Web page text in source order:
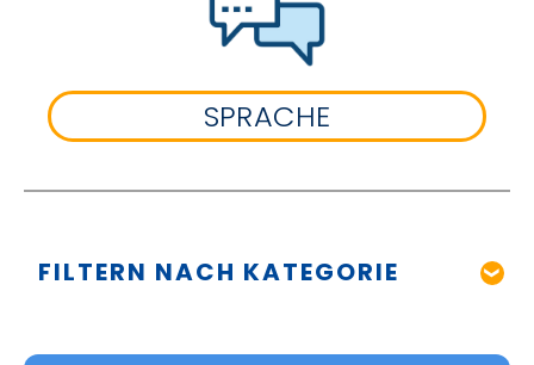
SPRACHE
FILTERN NACH KATEGORIE